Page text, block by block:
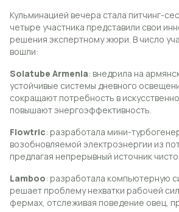
Кульминацией вечера стала питчинг-
четыре участника представили свои
решения экспертному жюри. В число
вошли:
Solatube Armenia: внедрила на
устойчивые системы дневного
сокращают потребность в
повышают энергоэффективность.
Flowtric: разработала мини-
возобновляемой электроэнергии из
предлагая непрерывный источник
Lamboo: разработала компьютерную
решает проблему нехватки рабочей
фермах, отслеживая поведение овец,